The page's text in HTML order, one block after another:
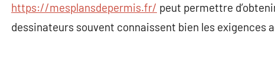
https://mesplansdepermis.fr/ peut permettre
dessinateurs souvent connaissent bien les exigences